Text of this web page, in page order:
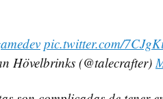
pic.twitter.com/
Hövelbrinks (@talecrafter)